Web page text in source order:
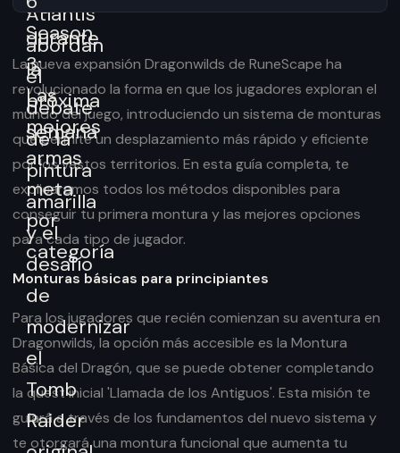
La nueva expansión Dragonwilds de RuneScape ha
revolucionado la forma en que los jugadores exploran el
mundo del juego, introduciendo un sistema de monturas
que permite un desplazamiento más rápido y eficiente
por los vastos territorios. En esta guía completa, te
explicaremos todos los métodos disponibles para
conseguir tu primera montura y las mejores opciones
para cada tipo de jugador.
Monturas básicas para principiantes
Para los jugadores que recién comienzan su aventura en
Dragonwilds, la opción más accesible es la Montura
Básica del Dragón, que se puede obtener completando
la quest inicial 'Llamada de los Antiguos'. Esta misión te
guiará a través de los fundamentos del nuevo sistema y
te otorgará una montura funcional que aumenta tu